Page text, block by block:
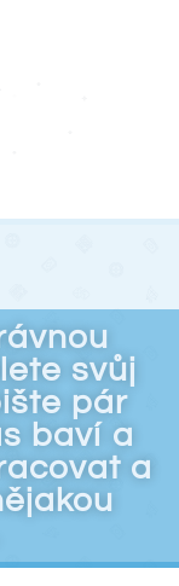
svůj
pár
baví a
a